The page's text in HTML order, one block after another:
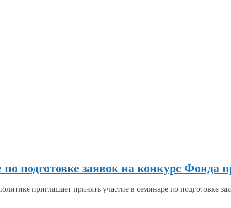
подготовке заявок на конкурс Фонда
приглашает принять участие в семинаре по подготовке